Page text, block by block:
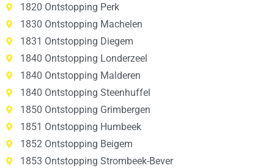
1820 Ontstopping Perk
1830 Ontstopping Machelen
1831 Ontstopping Diegem
1840 Ontstopping Londerzeel
1840 Ontstopping Malderen
1840 Ontstopping Steenhuffel
1850 Ontstopping Grimbergen
1851 Ontstopping Humbeek
1852 Ontstopping Beigem
1853 Ontstopping Strombeek-Bever